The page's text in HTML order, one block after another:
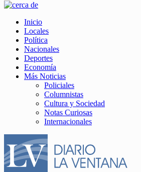
Inicio
Locales
Política
Nacionales
Deportes
Economía
Más Noticias
Policiales
Columnistas
Cultura y Sociedad
Notas Curiosas
Internacionales